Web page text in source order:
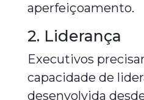
aperfeiçoamento.
2. Liderança
Executivos
capacidade de
desenvolvida